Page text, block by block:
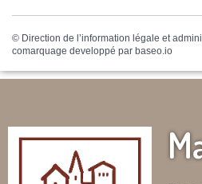
© Direction de l’information légale et
comarquage developpé par baseo.io